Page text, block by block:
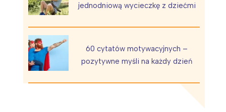
jednodniową wycieczkę z dziećmi
60 cytatów motywacyjnych –
pozytywne myśli na każdy dzień